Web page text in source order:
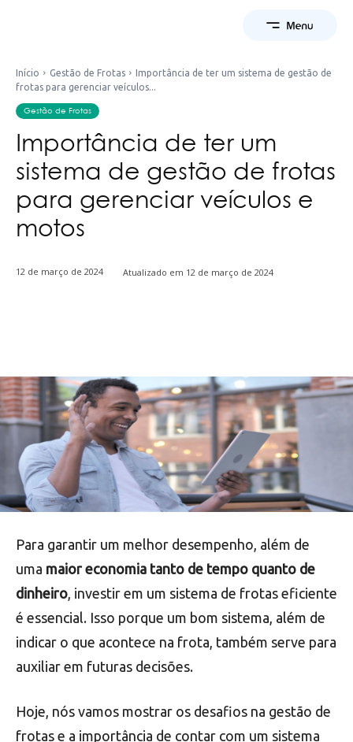
Início Gestão de Frotas
Importância de ter um sistema de gestão de
frotas para gerenciar veículos...
Gestão de Frotas
Importância de ter um
sistema de gestão de frotas
para gerenciar veículos e
motos
12 de março de 2024 Atualizado em 12 de março de 2024
Para garantir um melhor desempenho, além de
uma maior economia tanto de tempo quanto de
dinheiro , investir em um sistema de frotas eficiente
é essencial. Isso porque um bom sistema, além de
indicar o que acontece na frota, também serve para
auxiliar em futuras decisões.
Hoje, nós vamos mostrar os desafios na gestão de
frotas e a importância de contar com um sistema